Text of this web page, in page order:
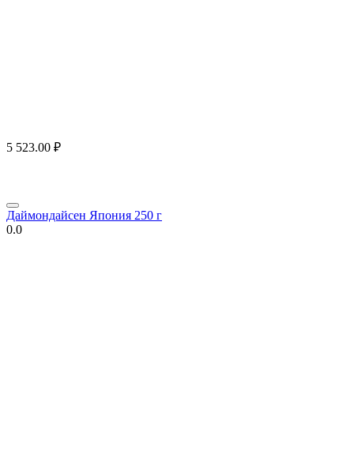
5 523.00 ₽
Даймондайсен Япония 250 г
0.0